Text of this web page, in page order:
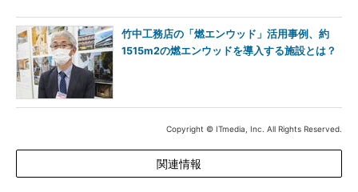
竹中工務店の「燃エンウッド」活用事例、約
1515m2の燃エンウッドを導入する施設とは？
Copyright © ITmedia, Inc. All Rights Reserved.
関連情報